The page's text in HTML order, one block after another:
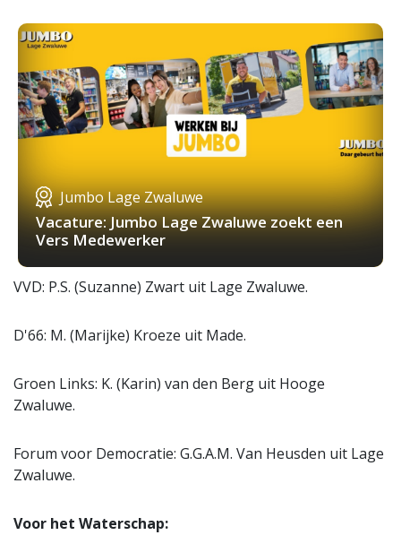
Jumbo Lage Zwaluwe
Vacature: Jumbo Lage Zwaluwe zoekt een
Vers Medewerker
VVD: P.S. (Suzanne) Zwart uit Lage Zwaluwe.
D'66: M. (Marijke) Kroeze uit Made.
Groen Links: K. (Karin) van den Berg uit Hooge
Zwaluwe.
Forum voor Democratie: G.G.A.M. Van Heusden uit Lage
Zwaluwe.
Voor het Waterschap: